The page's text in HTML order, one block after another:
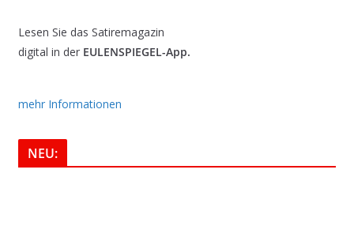
Lesen Sie das Satiremagazin
digital in der EULENSPIEGEL-App.
mehr Informationen
NEU: